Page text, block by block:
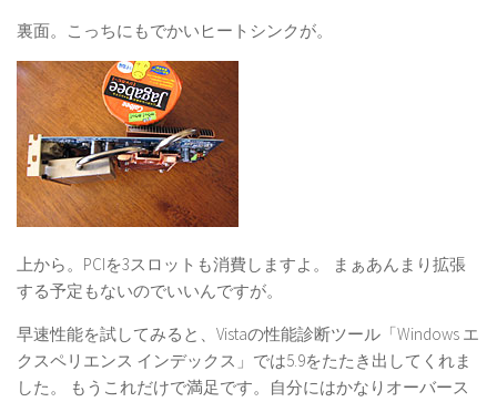
裏面。こっちにもでかいヒートシンクが。
上から。PCIを3スロットも消費しますよ。 まぁあんまり拡張
する予定もないのでいいんですが。
早速性能を試してみると、Vistaの性能診断ツール「Windows エ
クスペリエンス インデックス」では5.9をたたき出してくれま
した。 もうこれだけで満足です。自分にはかなりオーバース